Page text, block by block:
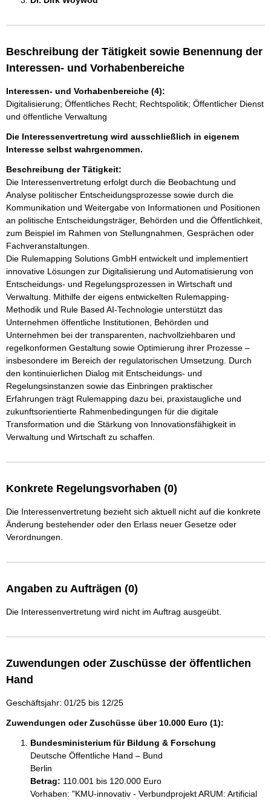
Beschreibung der Tätigkeit sowie Benennung der
Interessen- und Vorhabenbereiche
Interessen- und Vorhabenbereiche (4):
Digitalisierung; Öffentliches Recht; Rechtspolitik; Öffentlicher Dienst
und öffentliche Verwaltung
Die Interessenvertretung wird ausschließlich in eigenem
Interesse selbst wahrgenommen.
Beschreibung der Tätigkeit:
Die Interessenvertretung erfolgt durch die Beobachtung und
Analyse politischer Entscheidungsprozesse sowie durch die
Kommunikation und Weitergabe von Informationen und Positionen
an politische Entscheidungsträger, Behörden und die Öffentlichkeit,
zum Beispiel im Rahmen von Stellungnahmen, Gesprächen oder
Fachveranstaltungen.
Die Rulemapping Solutions GmbH entwickelt und implementiert
innovative Lösungen zur Digitalisierung und Automatisierung von
Entscheidungs- und Regelungsprozessen in Wirtschaft und
Verwaltung. Mithilfe der eigens entwickelten Rulemapping-
Methodik und Rule Based AI-Technologie unterstützt das
Unternehmen öffentliche Institutionen, Behörden und
Unternehmen bei der transparenten, nachvollziehbaren und
regelkonformen Gestaltung sowie Optimierung ihrer Prozesse –
insbesondere im Bereich der regulatorischen Umsetzung. Durch
den kontinuierlichen Dialog mit Entscheidungs- und
Regelungsinstanzen sowie das Einbringen praktischer
Erfahrungen trägt Rulemapping dazu bei, praxistaugliche und
zukunftsorientierte Rahmenbedingungen für die digitale
Transformation und die Stärkung von Innovationsfähigkeit in
Verwaltung und Wirtschaft zu schaffen.
Konkrete Regelungsvorhaben (0)
Die Interessenvertretung bezieht sich aktuell nicht auf die konkrete
Änderung bestehender oder den Erlass neuer Gesetze oder
Verordnungen.
Angaben zu Aufträgen (0)
Die Interessenvertretung wird nicht im Auftrag ausgeübt.
Zuwendungen oder Zuschüsse der öffentlichen
Hand
Geschäftsjahr: 01/25 bis 12/25
Zuwendungen oder Zuschüsse über 10.000 Euro (1):
Bundesministerium für Bildung & Forschung
Deutsche Öffentliche Hand – Bund
Berlin
Betrag: 110.001 bis 120.000 Euro
Vorhaben: "KMU-innovativ - Verbundprojekt ARUM: Artificial